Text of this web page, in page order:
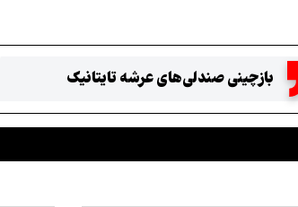
بازچینی صندلی‌های عرشه تایتانیک